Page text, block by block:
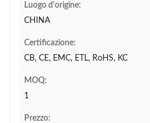
Luogo d'origine:
CHINA
Certificazione:
CB, CE, EMC, ETL, RoHS, KC
MOQ:
1
Prezzo: